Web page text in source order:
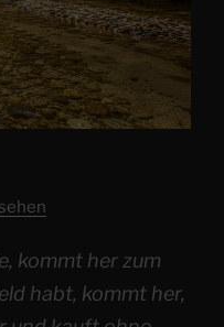
kommt her zum
habt, kommt her,